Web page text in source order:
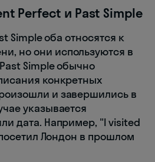
Perfect и Past Simple
Simple оба относятся к
но они используются в
Simple обычно
конкретных
и завершились в
указывается
дата. Например, "I visited
Лондон в прошлом